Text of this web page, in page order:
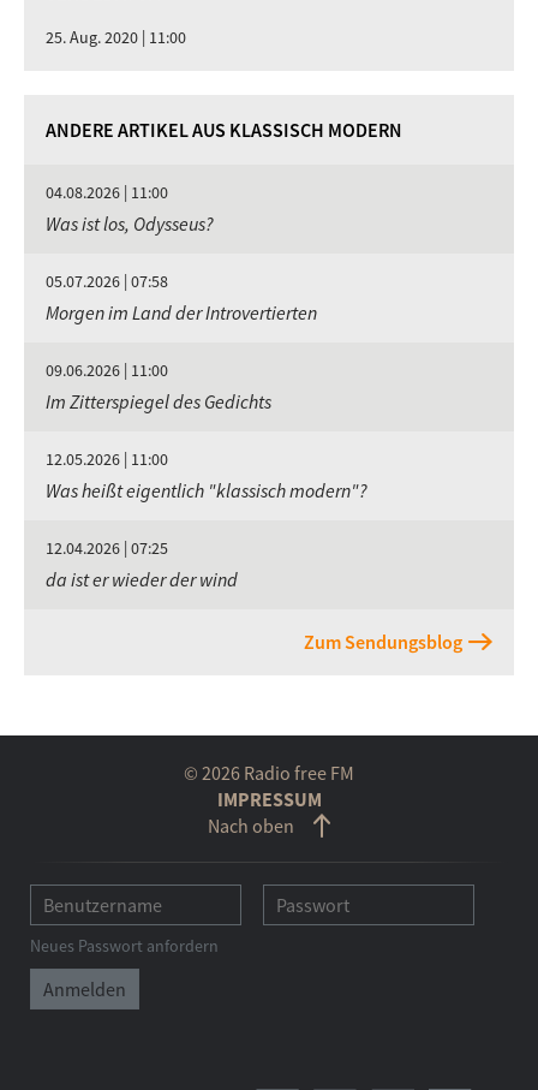
25. Aug. 2020 | 11:00
ANDERE ARTIKEL AUS KLASSISCH MODERN
04.08.2026 | 11:00
Was ist los, Odysseus?
05.07.2026 | 07:58
Morgen im Land der Introvertierten
09.06.2026 | 11:00
Im Zitterspiegel des Gedichts
12.05.2026 | 11:00
Was heißt eigentlich "klassisch modern"?
12.04.2026 | 07:25
da ist er wieder der wind
Zum Sendungsblog
© 2026 Radio free FM
IMPRESSUM
Nach oben
Neues Passwort anfordern